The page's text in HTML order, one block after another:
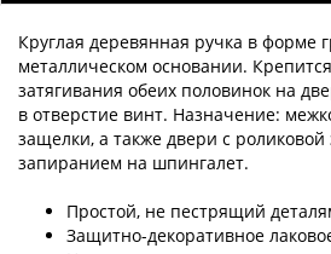
Круглая деревянная ручка в форме
металлическом основании.
затягивания обеих половинок на
в отверстие винт. Назначение:
защелки, а также двери с
запиранием на шпингалет.
Простой, не пестрящий
Защитно-декоративное